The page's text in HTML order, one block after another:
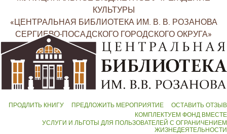
КУЛЬТУРЫ
«ЦЕНТРАЛЬНАЯ БИБЛИОТЕКА ИМ. В. В. РОЗАНОВА
СЕРГИЕВО-ПОСАДСКОГО ГОРОДСКОГО ОКРУГА»
ПРОДЛИТЬ КНИГУ ПРЕДЛОЖИТЬ МЕРОПРИЯТИЕ
ОСТАВИТЬ ОТЗЫВ
КОМПЛЕКТУЕМ ФОНД ВМЕСТЕ
УСЛУГИ И ЛЬГОТЫ ДЛЯ ПОЛЬЗОВАТЕЛЕЙ С ОГРАНИЧЕНИЕМ
ЖИЗНЕДЕЯТЕЛЬНОСТИ